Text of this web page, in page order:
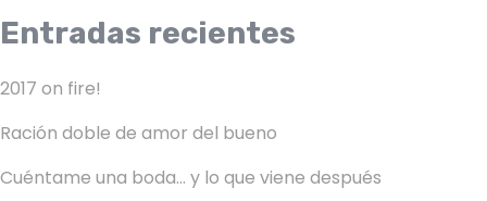
Entradas recientes
2017 on fire!
Ración doble de amor del bueno
Cuéntame una boda… y lo que viene después